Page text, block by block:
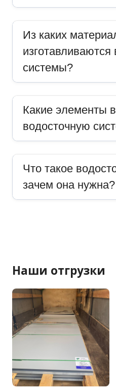
Из каких
системы?
Какие элементы
водосточную
Что такое
зачем она нужна?
Наши отгрузки